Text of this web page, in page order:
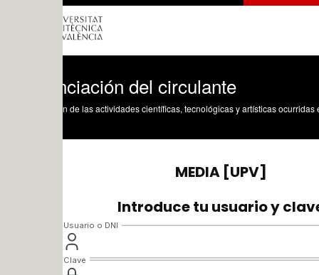
del circulante
de las actividades científicas, tecnológicas y artísticas ocurridas en los tres